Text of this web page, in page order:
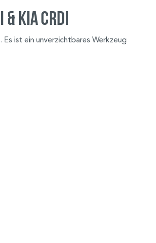
Kia CRDI
ist ein unverzichtbares Werkzeug